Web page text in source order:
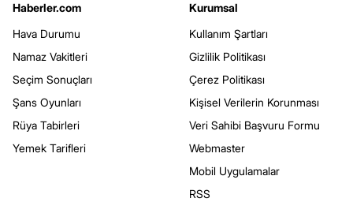
Haberler.com
Hava Durumu
Namaz Vakitleri
Seçim Sonuçları
Şans Oyunları
Rüya Tabirleri
Yemek Tarifleri
Kurumsal
Kullanım Şartları
Gizlilik Politikası
Çerez Politikası
Kişisel Verilerin Korunması
Veri Sahibi Başvuru Formu
Webmaster
Mobil Uygulamalar
RSS